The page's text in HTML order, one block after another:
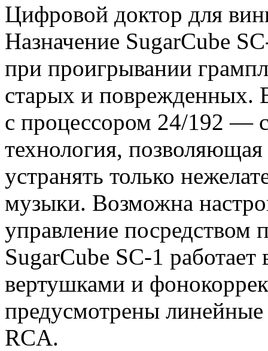
Цифровой доктор для
Назначение SugarCube
при проигрывании
старых и поврежденных.
с процессором 24/192 —
технология,
устранять только
музыки. Возможна
управление
SugarCube SC-1
вертушками и
предусмотрены
RCA.